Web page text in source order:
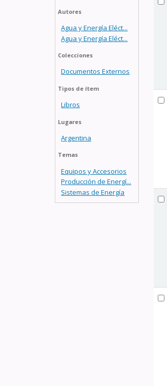
Autores
Agua y Energía Eléct...
Agua y Energía Eléct...
Colecciones
Documentos Externos
Tipos de ítem
Libros
Lugares
Argentina
Temas
Equipos y Accesorios
Producción de Energí...
Sistemas de Energía